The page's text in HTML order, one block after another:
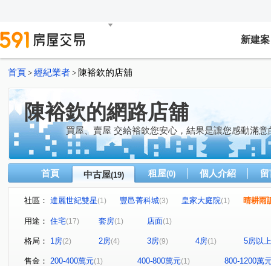
新建案
首頁 > 經紀業者 > 陳裕欽的店舖
陳裕欽的網路店舖
買屋、賣屋 交給裕欽您安心，結果是讓您感動滿意
首頁 中古屋(19) 租屋(0) 個人介紹
社區： 達麗世紀雙星(1) 豐邑菁科城(3) 皇家大庭院(1)
晴耕雨
市政A+A
百達富裔
文心路三段 福科二路 (1) 環中路三段(2)
臺灣大道三
保安三街(1) 新富一街(1) 忠明路(1) 文山
用途： 住宅(17) 套房(1) 店面(1)
格局： 1房(2) 2房(4) 3房(9) 4房(1) 5房以上
售金： 200-400萬元(1) 400-800萬元(1)
800-1200萬